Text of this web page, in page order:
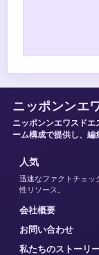
ニッポンンエ
ニッポンンエワスド
ーム構成で提供し、編
人気
迅速なファクトチェッ
性リソース。
会社概要
お問い合わせ
私たちのストーリ